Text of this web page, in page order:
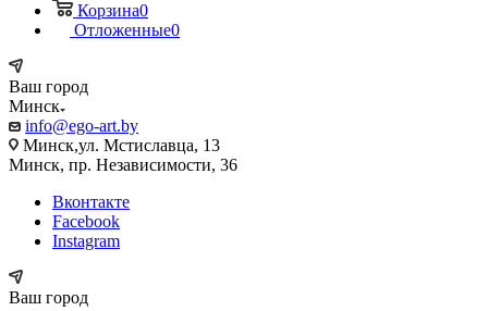
Корзина0
Отложенные0
Ваш город
Минск
info@ego-art.by
Минск,ул. Мстиславца, 13
Минск, пр. Независимости, 36
Вконтакте
Facebook
Instagram
Ваш город